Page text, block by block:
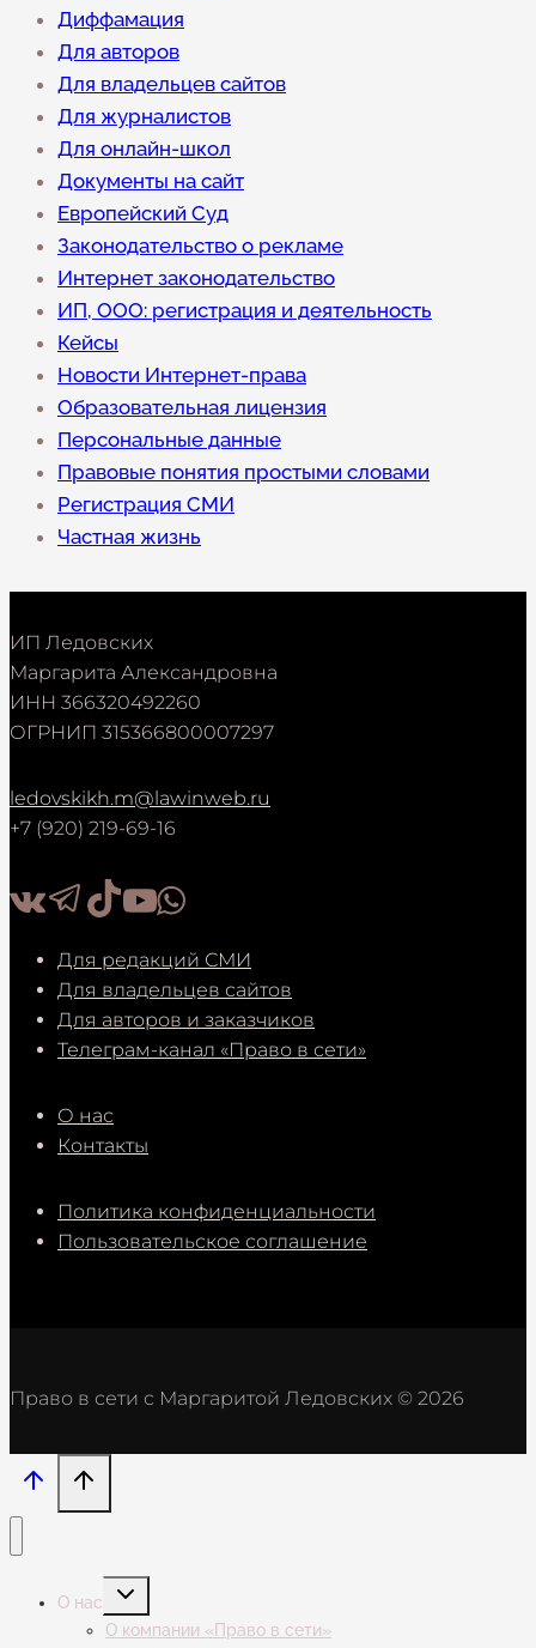
Диффамация
Для авторов
Для владельцев сайтов
Для журналистов
Для онлайн-школ
Документы на сайт
Европейский Суд
Законодательство о рекламе
Интернет законодательство
ИП, ООО: регистрация и деятельность
Кейсы
Новости Интернет-права
Образовательная лицензия
Персональные данные
Правовые понятия простыми словами
Регистрация СМИ
Частная жизнь
ИП Ледовских
Маргарита Александровна
ИНН 366320492260
ОГРНИП 315366800007297
ledovskikh.m@lawinweb.ru
+7 (920) 219-69-16
Для редакций СМИ
Для владельцев сайтов
Для авторов и заказчиков
Телеграм-канал «Право в сети»
О нас
Контакты
Политика конфиденциальности
Пользовательское соглашение
Право в сети с Маргаритой Ледовских © 2026
О нас
Переключить
дочернее
меню
О компании «Право в сети»